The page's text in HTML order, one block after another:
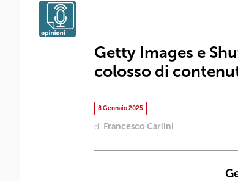
Getty Images e
colosso di
8 Gennaio 2025
di Francesco Carlini